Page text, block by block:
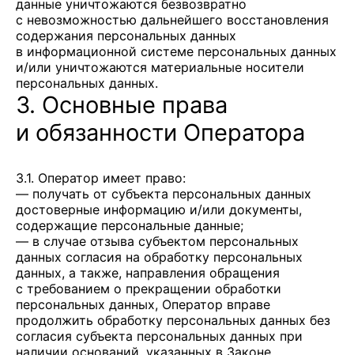
данные уничтожаются безвозвратно
с невозможностью дальнейшего восстановления
содержания персональных данных
в информационной системе персональных данных
и/или уничтожаются материальные носители
персональных данных.
3. Основные права
и обязанности Оператора
3.1. Оператор имеет право:
— получать от субъекта персональных данных
достоверные информацию и/или документы,
содержащие персональные данные;
— в случае отзыва субъектом персональных
данных согласия на обработку персональных
данных, а также, направления обращения
с требованием о прекращении обработки
персональных данных, Оператор вправе
продолжить обработку персональных данных без
согласия субъекта персональных данных при
наличии оснований, указанных в Законе